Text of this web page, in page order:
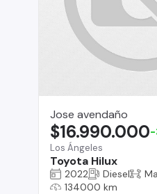
Jose avendaño
Los Ángeles
Toyota Hilux
$16.990.000-
2022 Diesel
134000 km